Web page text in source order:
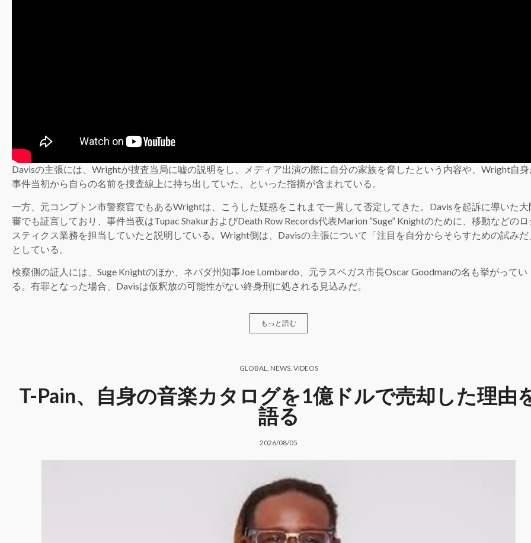
Davisの主張には、Wrightが捜査当局に嘘の説明をし、メディア出演の際に自分の家族を脅したという内容や、Wright自
事件当初から自らの名前を捜査線上に持ち出していた、といった指摘が含まれている。
一方、元コンプトン市警察官でもあるWrightは、こうした疑惑をこれまで一貫して否定してきた。Davisを起訴に導いた大
審でも証言しており、事件当夜はTupac ShakurおよびDeath Row Records代表Marion “Suge” Knightのために、移動などのロ
スティクス業務を担当していたと説明している。Wright側は、Davisの主張について「注目を自分からそらすための試みだ
としている。
検察側の証人には、Suge Knightのほか、ネバダ州知事Joe Lombardo、元ラスベガス市長Oscar Goodmanの名も挙がってい
る。有罪となった場合、Davisは仮釈放の可能性がない終身刑に処される見込みだ。
もっと読む
GLOBAL, NEWS, VIDEOS
T-Pain、自身の音楽カタログを1億ドルで売却した理由
語る
2026/08/05